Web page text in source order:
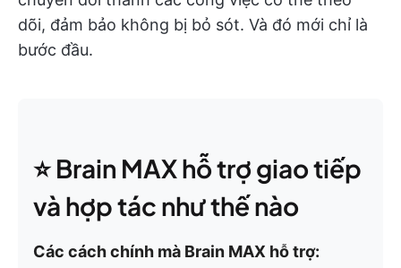
dõi, đảm bảo không bị bỏ sót. Và đó mới chỉ là
bước đầu.
⭐ Brain MAX hỗ trợ giao tiếp
và hợp tác như thế nào
Các cách chính mà Brain MAX hỗ trợ: